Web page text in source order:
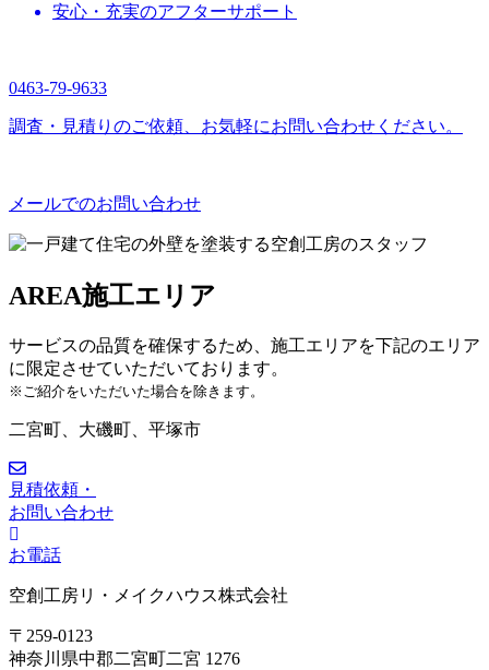
安心・充実のアフターサポート
0463-79-9633
調査・見積りのご依頼、お気軽にお問い合わせください。
メールでのお問い合わせ
AREA施工エリア
サービスの品質を確保するため、施工エリアを下記のエリア
に限定させていただいております。
※ご紹介をいただいた場合を除きます。
二宮町、大磯町、平塚市
見積依頼・
お問い合わせ
お電話
空創工房リ・メイクハウス株式会社
〒259-0123
神奈川県中郡二宮町二宮 1276